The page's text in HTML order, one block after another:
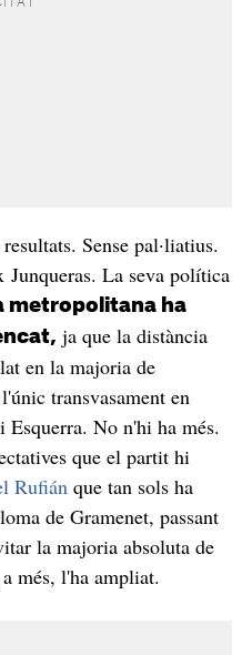
Sense pal·liatius.
La seva política
metropolitana ha
ja que la distància
en la majoria de
transvasament en
Esquerra. No n'hi ha més.
que el partit hi
Rufián que tan sols ha
de Gramenet, passant
la majoria absoluta de
més, l'ha ampliat.